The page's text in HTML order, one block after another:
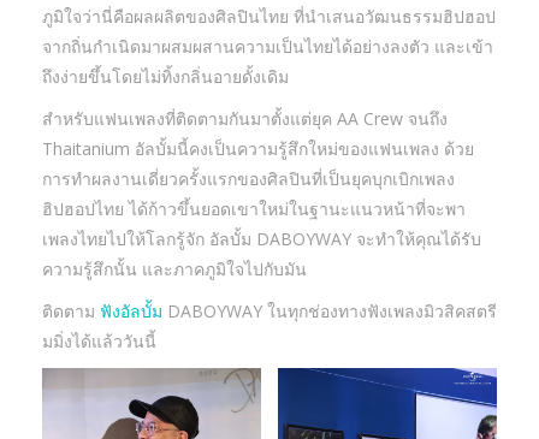
ภูมิใจว่านี่คือผลผลิตของศิลปินไทย ที่นำเสนอวัฒนธรรมฮิปฮอป
จากถิ่นกำเนิดมาผสมผสานความเป็นไทยได้อย่างลงตัว และเข้า
ถึงง่ายขึ้นโดยไม่ทิ้งกลิ่นอายดั้งเดิม
สำหรับแฟนเพลงที่ติดตามกันมาตั้งแต่ยุค AA Crew จนถึง
Thaitanium อัลบั้มนี้คงเป็นความรู้สึกใหม่ของแฟนเพลง ด้วย
การทำผลงานเดี่ยวครั้งแรกของศิลปินที่เป็นยุคบุกเบิกเพลง
ฮิปฮอปไทย ได้ก้าวขึ้นยอดเขาใหม่ในฐานะแนวหน้าที่จะพา
เพลงไทยไปให้โลกรู้จัก อัลบั้ม DABOYWAY จะทำให้คุณได้รับ
ความรู้สึกนั้น และภาคภูมิใจไปกับมัน
ติดตาม ฟังอัลบั้ม DABOYWAY ในทุกช่องทางฟังเพลงมิวสิคสตรี
มมิ่งได้แล้ววันนี้